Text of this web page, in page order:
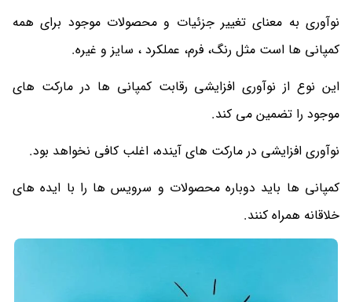
نوآوری به معنای تغییر جزئیات و محصولات موجود برای همه
کمپانی ها است مثل رنگ، فرم، عملکرد ، سایز و غیره.
این نوع از نوآوری افزایشی رقابت کمپانی ها در مارکت های
موجود را تضمین می کند.
نوآوری افزایشی در مارکت های آینده، اغلب کافی نخواهد بود.
کمپانی ها باید دوباره محصولات و سرویس ها را با ایده های
خلاقانه همراه کنند.